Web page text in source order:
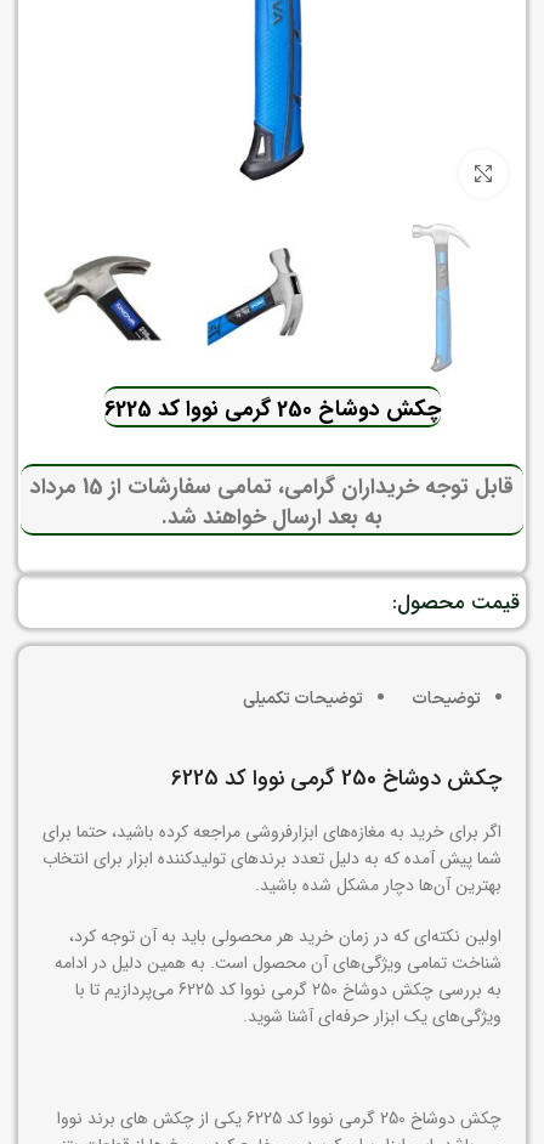
چکش دوشاخ 250 گرمی نووا کد 6225
قابل توجه خریداران گرامی، تمامی سفارشات از 15 مرداد
به بعد ارسال خواهند شد.
قیمت محصول:
توضیحات توضیحات تکمیلی
چکش دوشاخ 250 گرمی نووا کد 6225
اگر برای خرید به مغازه‌های ابزارفروشی مراجعه کرده باشید، حتما برای
شما پیش آمده که به دلیل تعدد برندهای تولیدکننده ابزار برای انتخاب
بهترین آن‌ها دچار مشکل شده باشید.
اولین نکته‌ای که در زمان خرید هر محصولی باید به آن توجه کرد،
شناخت تمامی ویژگی‌های آن محصول است. به همین دلیل در ادامه
به بررسی چکش دوشاخ 250 گرمی نووا کد 6225 می‌پردازیم تا با
ویژگی‌های یک ابزار حرفه‌ای آشنا شوید.
چکش دوشاخ 250 گرمی نووا کد 6225 یکی از چکش های برند نووا